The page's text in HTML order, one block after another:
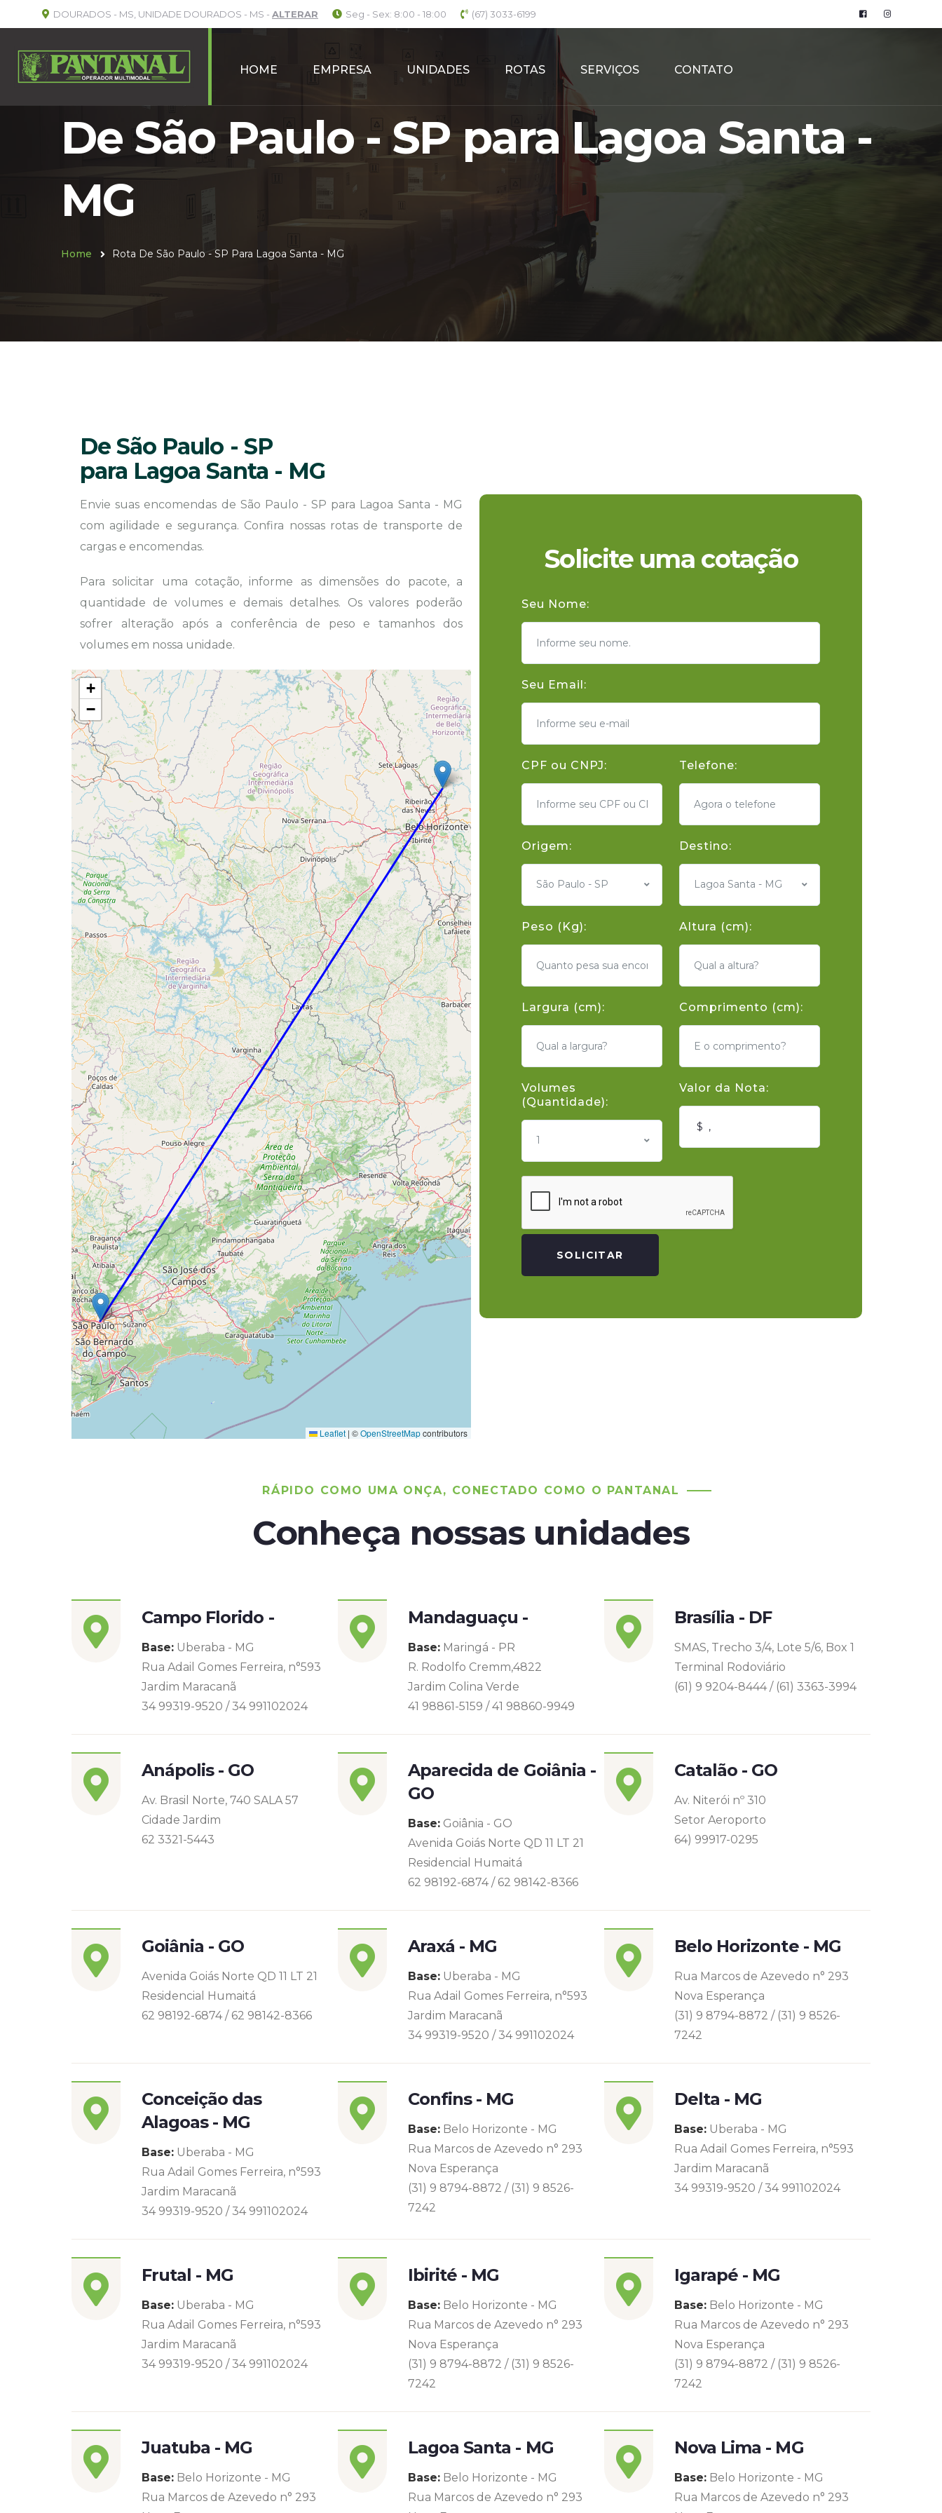
DOURADOS - MS, UNIDADE DOURADOS - MS - ALTERAR Seg - Sex: 8:00 - 18:00 (67) 3033-6199
HOME EMPRESA UNIDADES ROTAS SERVIÇOS CONTATO
De São Paulo - SP para Lagoa Santa -
MG
Home Rota De São Paulo - SP Para Lagoa Santa - MG
De São Paulo - SP
para Lagoa Santa - MG
Envie suas encomendas de São Paulo - SP para Lagoa Santa - MG
com agilidade e segurança. Confira nossas rotas de transporte de
cargas e encomendas.
Para solicitar uma cotação, informe as dimensões do pacote, a
quantidade de volumes e demais detalhes. Os valores poderão
sofrer alteração após a conferência de peso e tamanhos dos
volumes em nossa unidade.
+
−
Leaflet | ©OpenStreetMapcontributors
Solicite uma cotação
Seu Nome:
Seu Email:
CPF ou CNPJ: Telefone:
Origem:
São Paulo - SP
Destino:
Lagoa Santa - MG
Peso (Kg): Altura (cm):
Largura (cm): Comprimento (cm):
Volumes
(Quantidade):
1
Valor da Nota:
SOLICITAR
RÁPIDO COMO UMA ONÇA, CONECTADO COMO O PANTANAL
Conheça nossas unidades
Campo Florido -
Base: Uberaba - MG
Rua Adail Gomes Ferreira, n°593
Jardim Maracanã
34 99319-9520 / 34 991102024
Mandaguaçu -
Base: Maringá - PR
R. Rodolfo Cremm,4822
Jardim Colina Verde
41 98861-5159 / 41 98860-9949
Brasília - DF
SMAS, Trecho 3/4, Lote 5/6, Box 1
Terminal Rodoviário
(61) 9 9204-8444 / (61) 3363-3994
Anápolis - GO
Av. Brasil Norte, 740 SALA 57
Cidade Jardim
62 3321-5443
Aparecida de Goiânia -
GO
Base: Goiânia - GO
Avenida Goiás Norte QD 11 LT 21
Residencial Humaitá
62 98192-6874 / 62 98142-8366
Catalão - GO
Av. Niterói nº 310
Setor Aeroporto
64) 99917-0295
Goiânia - GO
Avenida Goiás Norte QD 11 LT 21
Residencial Humaitá
62 98192-6874 / 62 98142-8366
Araxá - MG
Base: Uberaba - MG
Rua Adail Gomes Ferreira, n°593
Jardim Maracanã
34 99319-9520 / 34 991102024
Belo Horizonte - MG
Rua Marcos de Azevedo n° 293
Nova Esperança
(31) 9 8794-8872 / (31) 9 8526-
7242
Conceição das
Alagoas - MG
Base: Uberaba - MG
Rua Adail Gomes Ferreira, n°593
Jardim Maracanã
34 99319-9520 / 34 991102024
Confins - MG
Base: Belo Horizonte - MG
Rua Marcos de Azevedo n° 293
Nova Esperança
(31) 9 8794-8872 / (31) 9 8526-
7242
Delta - MG
Base: Uberaba - MG
Rua Adail Gomes Ferreira, n°593
Jardim Maracanã
34 99319-9520 / 34 991102024
Frutal - MG
Base: Uberaba - MG
Rua Adail Gomes Ferreira, n°593
Jardim Maracanã
34 99319-9520 / 34 991102024
Ibirité - MG
Base: Belo Horizonte - MG
Rua Marcos de Azevedo n° 293
Nova Esperança
(31) 9 8794-8872 / (31) 9 8526-
7242
Igarapé - MG
Base: Belo Horizonte - MG
Rua Marcos de Azevedo n° 293
Nova Esperança
(31) 9 8794-8872 / (31) 9 8526-
7242
Juatuba - MG
Base: Belo Horizonte - MG
Rua Marcos de Azevedo n° 293
Lagoa Santa - MG
Base: Belo Horizonte - MG
Rua Marcos de Azevedo n° 293
Nova Lima - MG
Base: Belo Horizonte - MG
Rua Marcos de Azevedo n° 293